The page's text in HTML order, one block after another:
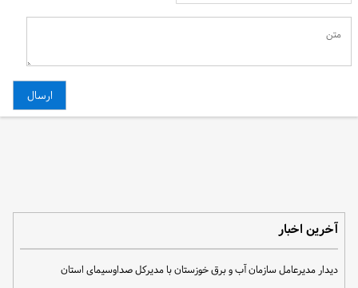
آخرین اخبار
دیدار مدیرعامل سازمان آب و برق خوزستان با مدیرکل صداوسیمای استان